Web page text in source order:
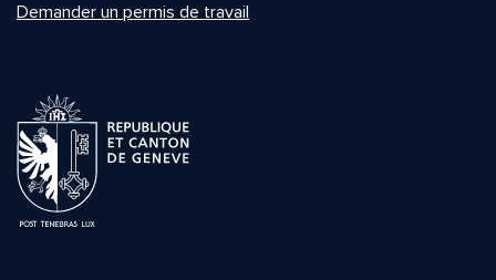
Demander un permis de travail